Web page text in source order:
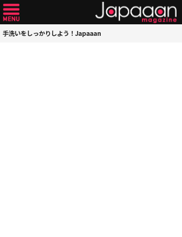
手洗いをしっかりしよう！Japaaan